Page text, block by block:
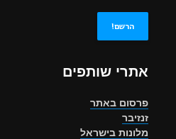
אתרי שותפים
פרסום באתר
זנזיבר
מלונות בישראל